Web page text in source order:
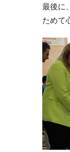
最後に
ためて